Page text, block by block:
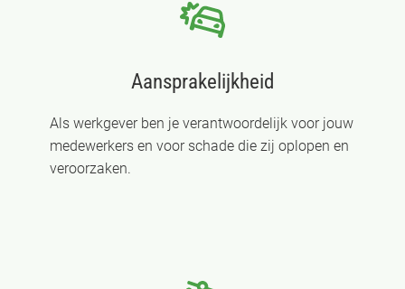
Aansprakelijkheid
Als werkgever ben je verantwoordelijk voor jouw
medewerkers en voor schade die zij oplopen en
veroorzaken.